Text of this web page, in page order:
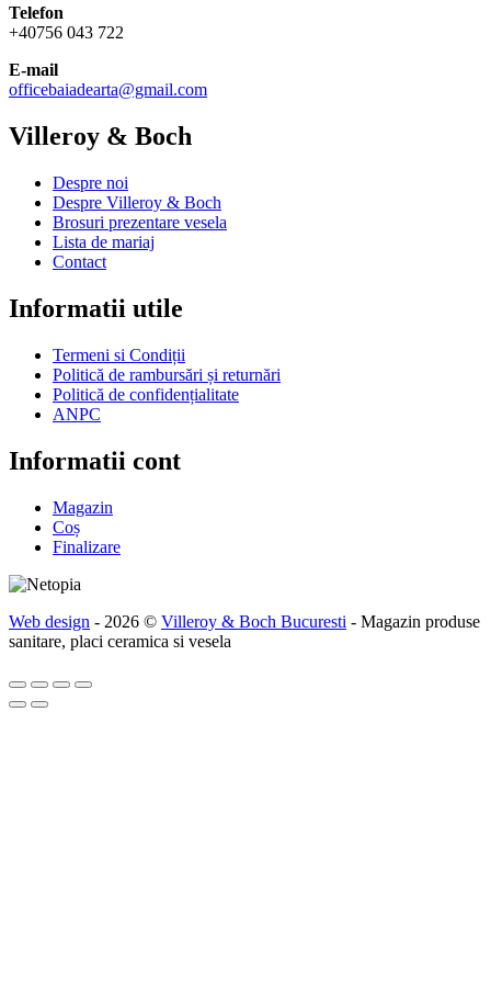
Telefon
+40756 043 722
E-mail
officebaiadearta@gmail.com
Villeroy & Boch
Despre noi
Despre Villeroy & Boch
Brosuri prezentare vesela
Lista de mariaj
Contact
Informatii utile
Termeni si Condiții
Politică de rambursări și returnări
Politică de confidențialitate
ANPC
Informatii cont
Magazin
Coș
Finalizare
Web design - 2026 © Villeroy & Boch Bucuresti - Magazin produse
sanitare, placi ceramica si vesela